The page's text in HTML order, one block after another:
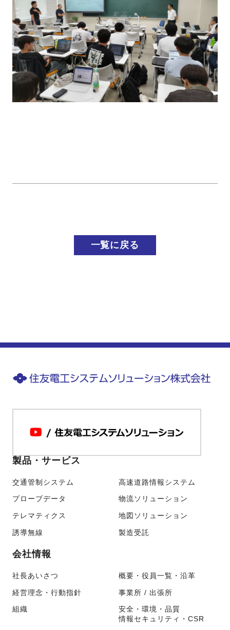
一覧に戻る
製品・サービス
交通管制システム 高速道路情報システム
プローブデータ 物流ソリューション
テレマティクス 地図ソリューション
誘導無線 製造受託
会社情報
社長あいさつ 概要・役員一覧・沿革
経営理念・行動指針 事業所 / 出張所
組織
安全・環境・品質
情報セキュリティ・CSR